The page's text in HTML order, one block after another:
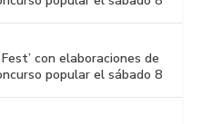
con elaboraciones de
popular el sábado 8